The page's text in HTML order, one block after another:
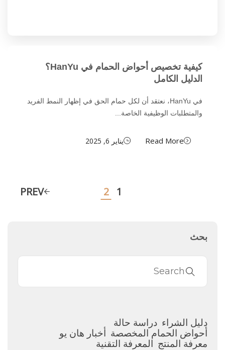
كيفية تخصيص أحواض الحمام في HanYu؟
الدليل الكامل
في HanYu، نعتقد أن لكل حمام الحق في إظهار النمط الفريد
والمتطلبات الوظيفية الخاصة...
Read More يناير 6, 2025
PREV 1
2
بحث
دليل الشراء دراسة حالة
أحواض الحمام المخصصة أخبار هان يو
معرفة المنتج المعرفة التقنية